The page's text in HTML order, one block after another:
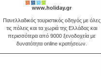
www.holiday.gr
Πανελλαδικός τουριστικός οδηγός με όλες
τις πόλεις και τα χωριά της Ελλάδας και
περισσότερα από 9000 ξενοδοχεία με
δυνατότητα online κρατήσεων.